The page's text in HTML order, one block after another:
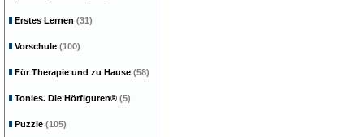
Erstes Lernen (31)
Vorschule (100)
Für Therapie und zu Hause (58)
Tonies. Die Hörfiguren® (5)
Puzzle (105)